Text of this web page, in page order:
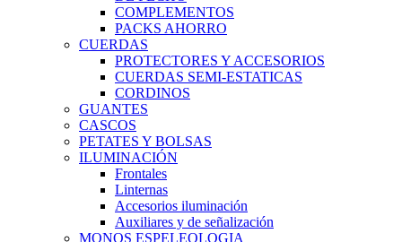
COMPLEMENTOS
PACKS AHORRO
CUERDAS
PROTECTORES Y ACCESORIOS
CUERDAS SEMI-ESTATICAS
CORDINOS
GUANTES
CASCOS
PETATES Y BOLSAS
ILUMINACIÓN
Frontales
Linternas
Accesorios iluminación
Auxiliares y de señalización
MONOS ESPELEOLOGIA